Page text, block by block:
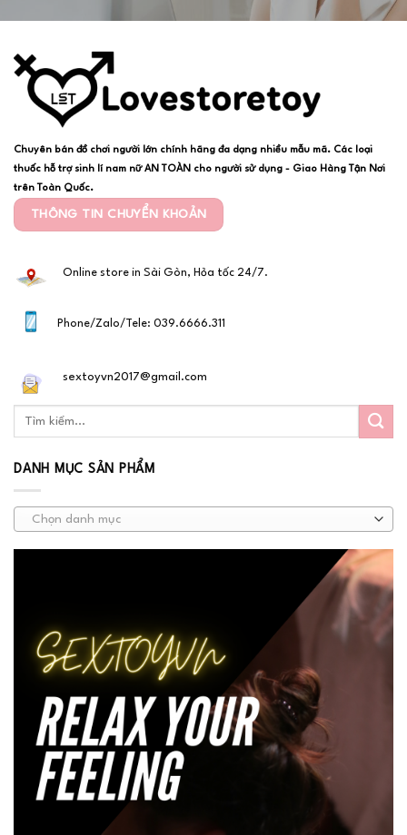
Chuyên bán đồ chơi người lớn chính hãng đa dạng nhiều mẫu mã. Các loại
thuốc hỗ trợ sinh lí nam nữ AN TOÀN cho người sử dụng - Giao Hàng Tận Nơi
trên Toàn Quốc.
THÔNG TIN CHUYỂN KHOẢN
Online store in Sài Gòn, Hỏa tốc 24/7.
Phone/Zalo/Tele: 039.6666.311
sextoyvn2017@gmail.com
DANH MỤC SẢN PHẨM
Chọn danh mục